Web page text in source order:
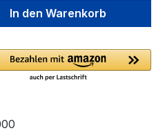
den
In den Warenkorb